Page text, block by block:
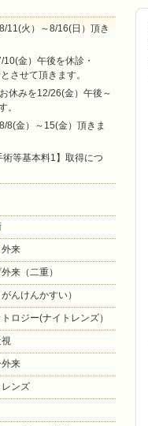
11(火）～8/16(日）頂き
10(金）午後を休診・
させて頂きます。
休みを12/26(金）午後～
。
8(金）～15(金）頂きま
術等基本料1】取得につ
外来
来（二重）
んけんかすい）
ロジー(ナイトレンズ）
来
ンズ